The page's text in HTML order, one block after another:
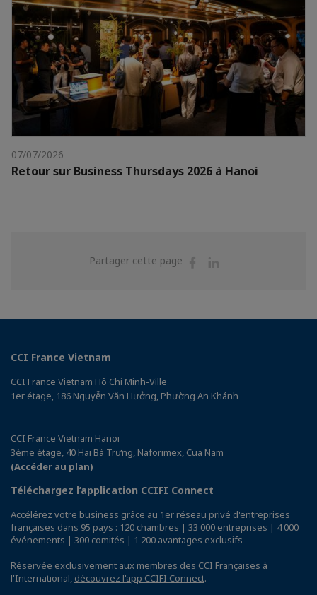
07/07/2026
Retour sur Business Thursdays 2026 à Hanoi
Partager cette page
Partager
CCI France Vietnam
CCI France Vietnam Hô Chi Minh-Ville
1er étage, 186 Nguyễn Văn Hưởng, Phường An Khánh
CCI France Vietnam Hanoi
3ème étage, 40 Hai Bà Trưng, Naforimex, Cua Nam
(Accéder au plan)
Téléchargez l’application CCIFI Connect
Accélérez votre business grâce au 1er réseau privé d'entreprises
françaises dans 95 pays : 120 chambres | 33 000 entreprises | 4 000
événements | 300 comités | 1 200 avantages exclusifs
Réservée exclusivement aux membres des CCI Françaises à
l'International, découvrez l'app CCIFI Connect.